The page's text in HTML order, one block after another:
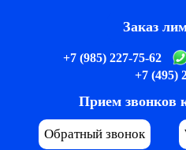
Заказ
+7 (985) 227-75-62
+7 (495)
Прием звонков
Обратный звонок